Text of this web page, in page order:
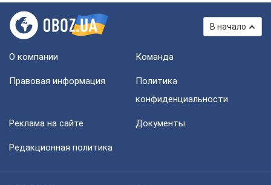
В начало
О компании Команда
Правовая информация
Политика
конфиденциальности
Реклама на сайте Документы
Редакционная политика